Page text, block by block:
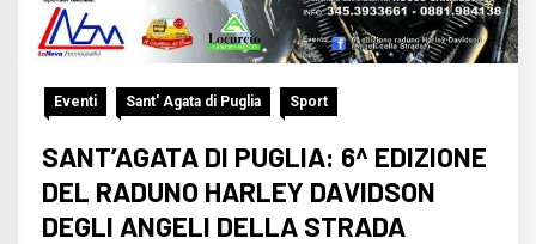
Eventi Sant' Agata di Puglia Sport
SANT’AGATA DI PUGLIA: 6^ EDIZIONE
DEL RADUNO HARLEY DAVIDSON
DEGLI ANGELI DELLA STRADA